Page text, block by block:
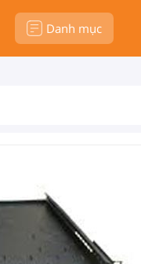
Danh mục